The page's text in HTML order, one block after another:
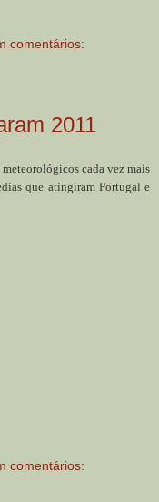
comentários:
2011
cada vez mais
que atingiram Portugal e
comentários: